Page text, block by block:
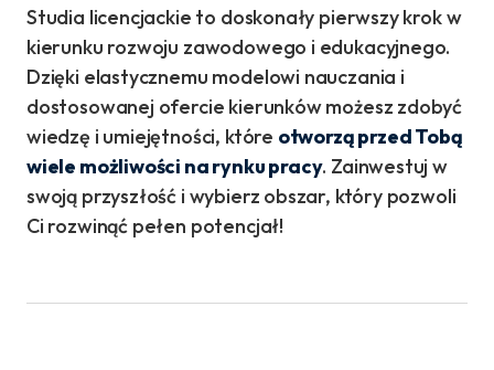
Studia licencjackie to doskonały pierwszy krok w
kierunku rozwoju zawodowego i edukacyjnego.
Dzięki elastycznemu modelowi nauczania i
dostosowanej ofercie kierunków możesz zdobyć
wiedzę i umiejętności, które otworzą przed Tobą
wiele możliwości na rynku pracy. Zainwestuj w
swoją przyszłość i wybierz obszar, który pozwoli
Ci rozwinąć pełen potencjał!